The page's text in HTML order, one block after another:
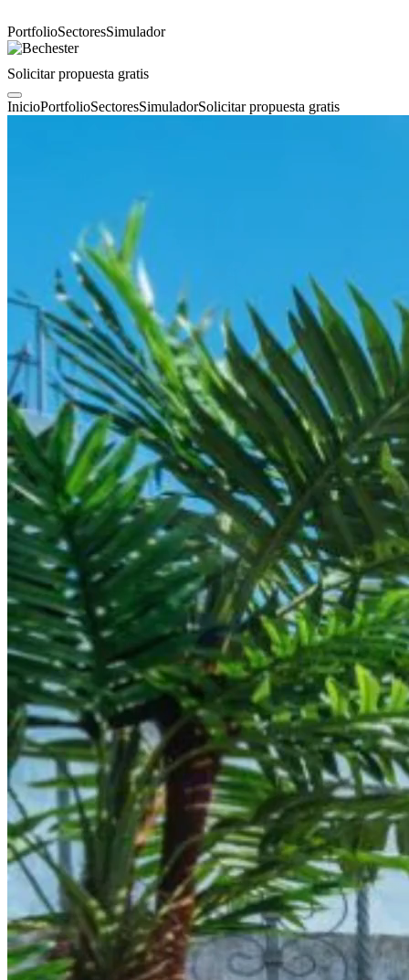
PortfolioSectoresSimulador
Solicitar propuesta gratis
InicioPortfolioSectoresSimuladorSolicitar propuesta gratis